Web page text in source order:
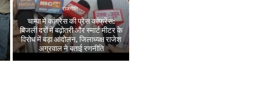
राजनीति
चाम्पा में कांग्रेस की प्रेस कांफ्रेंस:
बिजली दरों में बढ़ोतरी और स्मार्ट मीटर के
विरोध में बड़ा आंदोलन, जिलाध्यक्ष राजेश
अग्रवाल ने बताई रणनीति